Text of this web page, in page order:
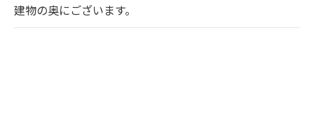
建物の奥にございます。